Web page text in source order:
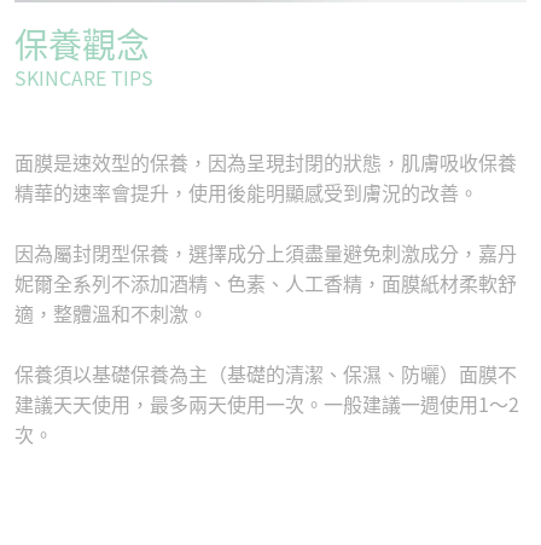
保養觀念
SKINCARE TIPS
⾯膜是速效型的保養，因為呈現封閉的狀態，肌膚吸收保養
精華的速率會提升，使⽤後能明顯感受到膚況的改善。
因為屬封閉型保養，選擇成分上須盡量避免刺激成分，嘉丹
妮爾全系列不添加酒精、色素、人工香精，面膜紙材柔軟舒
適，整體溫和不刺激。
保養須以基礎保養為主（基礎的清潔、保濕、防曬）⾯膜不
建議天天使⽤，最多兩天使⽤⼀次。⼀般建議⼀週使⽤1～2
次。